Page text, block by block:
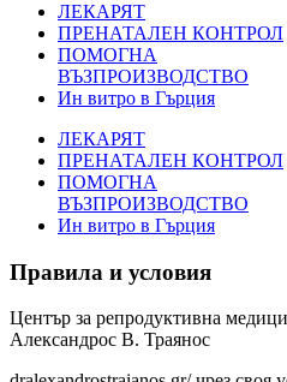
ЛЕКАРЯТ
ПРЕНАТАЛЕН КОНТРОЛ
ПОМОГНА
ВЪЗПРОИЗВОДСТВО
Ин витро в Гърция
ЛЕКАРЯТ
ПРЕНАТАЛЕН КОНТРОЛ
ПОМОГНА
ВЪЗПРОИЗВОДСТВО
Ин витро в Гърция
Правила и условия
Център за репродуктивна
Александрос В. Траянос